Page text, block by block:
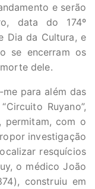
e serão
data do 174º
Dia da Cultura, e
se encerram os
dele.
para além das
Ruyano”,
permitam, com o
investigação
resquícios
o médico João
construiu em